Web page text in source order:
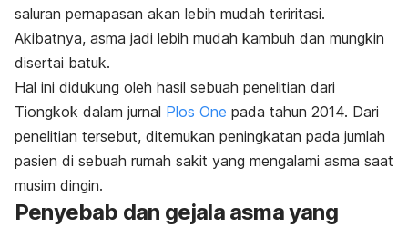
saluran pernapasan akan lebih mudah teriritasi.
Akibatnya, asma jadi lebih mudah kambuh dan mungkin
disertai batuk.
Hal ini didukung oleh hasil sebuah penelitian dari
Tiongkok dalam jurnal Plos One pada tahun 2014. Dari
penelitian tersebut, ditemukan peningkatan pada jumlah
pasien di sebuah rumah sakit yang mengalami asma saat
musim dingin.
Penyebab dan gejala asma yang